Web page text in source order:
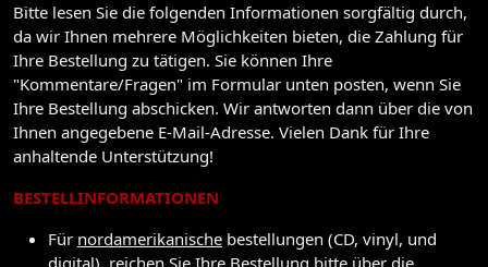
Bitte lesen Sie die folgenden Informationen sorgfältig durch,
da wir Ihnen mehrere Möglichkeiten bieten, die Zahlung für
Ihre Bestellung zu tätigen. Sie können Ihre
"Kommentare/Fragen" im Formular unten posten, wenn Sie
Ihre Bestellung abschicken. Wir antworten dann über die von
Ihnen angegebene E-Mail-Adresse. Vielen Dank für Ihre
anhaltende Unterstützung!
BESTELLINFORMATIONEN
Für nordamerikanische bestellungen (CD, vinyl, und